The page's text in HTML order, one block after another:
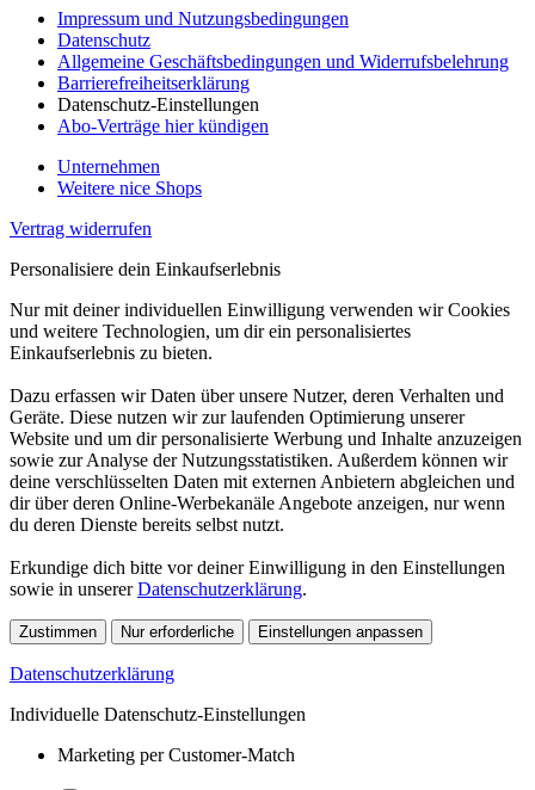
Impressum und Nutzungsbedingungen
Datenschutz
Allgemeine Geschäftsbedingungen und Widerrufsbelehrung
Barrierefreiheitserklärung
Datenschutz-Einstellungen
Abo-Verträge hier kündigen
Unternehmen
Weitere nice Shops
Vertrag widerrufen
Personalisiere dein Einkaufserlebnis
Nur mit deiner individuellen Einwilligung verwenden wir Cookies
und weitere Technologien, um dir ein personalisiertes
Einkaufserlebnis zu bieten.
Dazu erfassen wir Daten über unsere Nutzer, deren Verhalten und
Geräte. Diese nutzen wir zur laufenden Optimierung unserer
Website und um dir personalisierte Werbung und Inhalte anzuzeigen
sowie zur Analyse der Nutzungsstatistiken. Außerdem können wir
deine verschlüsselten Daten mit externen Anbietern abgleichen und
dir über deren Online-Werbekanäle Angebote anzeigen, nur wenn
du deren Dienste bereits selbst nutzt.
Erkundige dich bitte vor deiner Einwilligung in den Einstellungen
sowie in unsererDatenschutzerklärung.
Zustimmen Nur erforderliche Einstellungen anpassen
Datenschutzerklärung
Individuelle Datenschutz-Einstellungen
Marketing per Customer-Match